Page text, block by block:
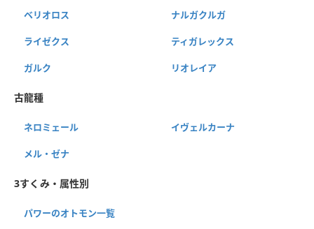
ベリオロス ナルガクルガ
ライゼクス ティガレックス
ガルク リオレイア
古龍種
ネロミェール イヴェルカーナ
メル・ゼナ
3すくみ・属性別
パワーのオトモン一覧